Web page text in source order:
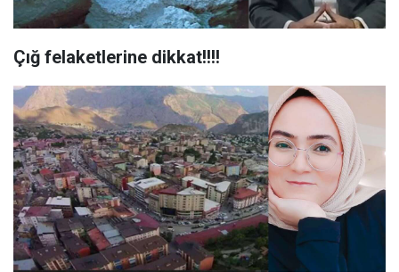
Çığ felaketlerine dikkat!!!!